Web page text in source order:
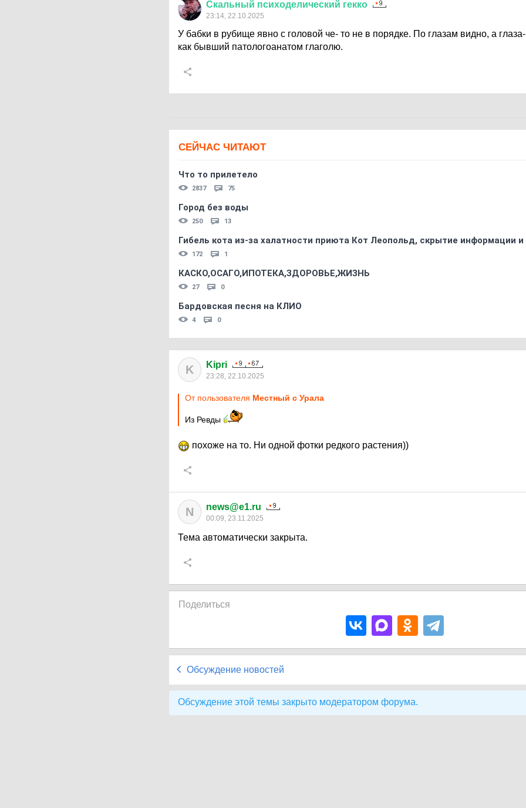
Скальный психоделический гекко
23:14, 22.10.2025
У бабки в рубище явно с головой че- то не в порядке. По глазам видно, а глаза-
как бывший патологоанатом глаголю.
СЕЙЧАС ЧИТАЮТ
Что то прилетело
2837 75
Город без воды
250 13
Гибель кота из-за халатности приюта Кот Леопольд, скрытиe информации
172 1
КАСКО,ОСАГО,ИПОТЕКА,ЗДОРОВЬЕ,ЖИЗНЬ
27 0
Бардовская песня на КЛИО
4 0
K Kipri
23:28, 22.10.2025
От пользователя Местный с Урала
Из Ревды
похоже на то. Ни одной фотки редкого растения))
N news@e1.ru
00:09, 23.11.2025
Тема автоматически закрыта.
Поделиться
Обсуждение новостей
Обсуждение этой темы закрыто модератором форума.